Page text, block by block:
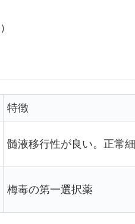
特徴
髄液移行性が良い。正常
梅毒の第一選択薬